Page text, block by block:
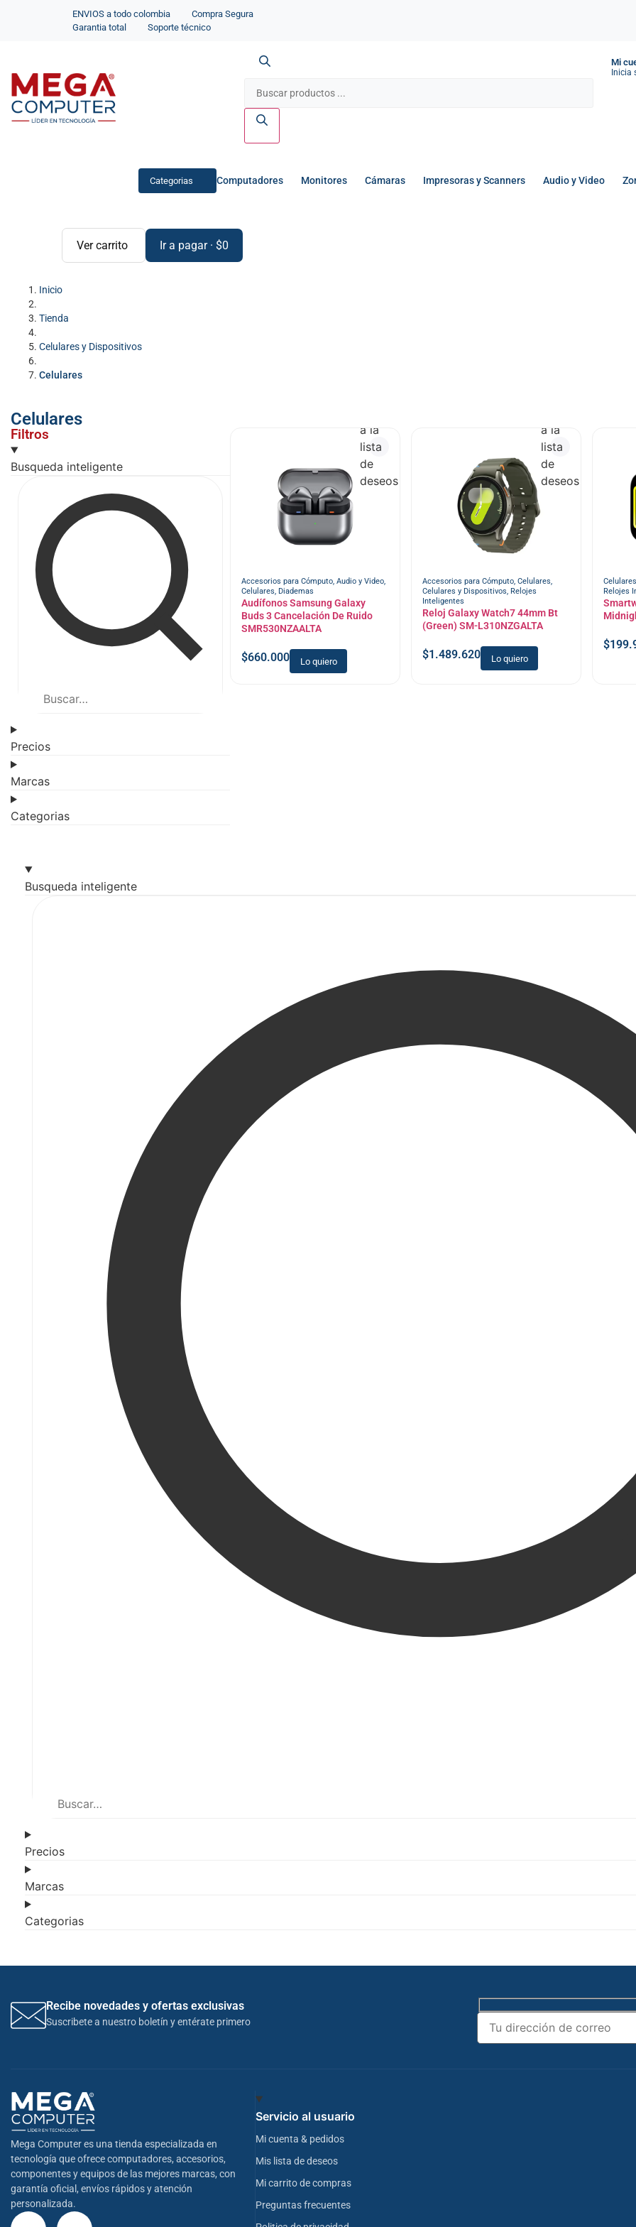
ENVIOS a todo colombia
Compra Segura
Garantia total
Soporte técnico
Mi
Inicia
Categorias Computadores Monitores Cámaras Impresoras y Scanners Audio y Video
Ver carrito Ir a pagar · $0
Inicio
Tienda
Celulares y Dispositivos
Celulares
Celulares
Filtros
Busqueda inteligente
Precios
Marcas
Categorias
Accesorios para Cómputo, Audio y Video,
Celulares, Diademas
Audífonos Samsung Galaxy
Buds 3 Cancelación De Ruido
SMR530NZAALTA
$660.000 Lo quiero
a la
lista
de
deseos
Accesorios para Cómputo, Celulares,
Celulares y Dispositivos, Relojes
Inteligentes
Reloj Galaxy Watch7 44mm Bt
(Green) SM-L310NZGALTA
$1.489.620 Lo quiero
a la
lista
de
deseos
Celulares
Relojes
$
Busqueda inteligente
Precios
Marcas
Categorias
Recibe novedades y ofertas exclusivas
Suscribete a nuestro boletín y entérate primero
Mega Computer es una tienda especializada en
tecnología que ofrece computadores, accesorios,
componentes y equipos de las mejores marcas, con
garantía oficial, envíos rápidos y atención
personalizada.
Servicio al usuario
Mi cuenta & pedidos
Mis lista de deseos
Mi carrito de compras
Preguntas frecuentes